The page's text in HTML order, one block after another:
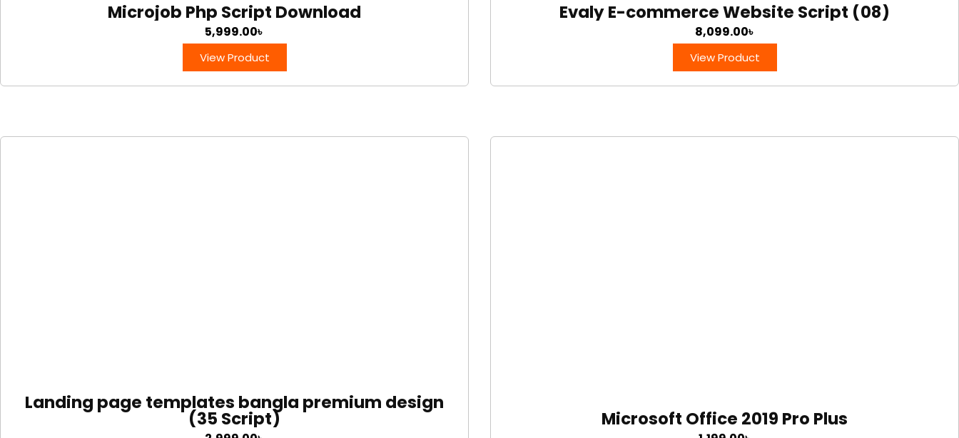
Microjob Php Script Download
5,999.00৳
View Product
Evaly E-commerce Website Script (08)
8,099.00৳
View Product
Landing page templates bangla premium design
(35 Script) Microsoft Office 2019 Pro Plus